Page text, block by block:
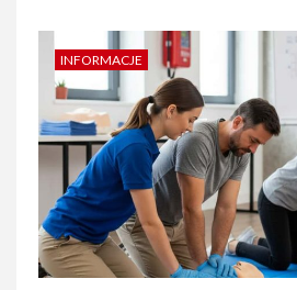
INFORMACJE